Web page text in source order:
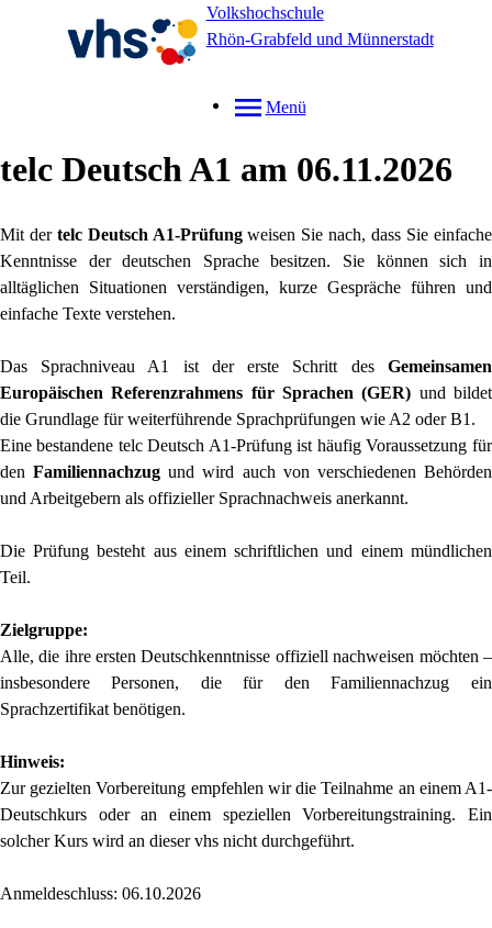
Volkshochschule
Rhön-Grabfeld und Münnerstadt
Menü
telc Deutsch A1 am 06.11.2026
Mit der telc Deutsch A1-Prüfungweisen Sie nach, dass Sie einfache
Kenntnisse der deutschen Sprache besitzen. Sie können sich in
alltäglichen Situationen verständigen, kurze Gespräche führen und
einfache Texte verstehen.
Das Sprachniveau A1 ist der erste Schritt des Gemeinsamen
Europäischen Referenzrahmens für Sprachen (GER) und bildet
die Grundlage für weiterführende Sprachprüfungen wie A2 oder B1.
Eine bestandene telc Deutsch A1-Prüfung ist häufig Voraussetzung für
denFamiliennachzug und wird auch von verschiedenen Behörden
und Arbeitgebern als offizieller Sprachnachweis anerkannt.
Die Prüfung besteht aus einem schriftlichen und einem mündlichen
Teil.
Zielgruppe:
Alle, die ihre ersten Deutschkenntnisse offiziell nachweisen möchten –
insbesondere Personen, die für den Familiennachzug ein
Sprachzertifikat benötigen.
Hinweis:
Zur gezielten Vorbereitung empfehlen wir die Teilnahme an einem A1-
Deutschkurs oder an einem speziellen Vorbereitungstraining. Ein
solcher Kurs wird an dieser vhs nicht durchgeführt.
Anmeldeschluss: 06.10.2026